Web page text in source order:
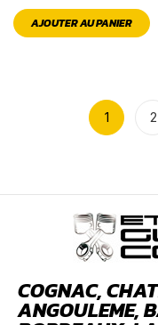
AJOUTER AU PANIER
1 2
COGNAC,
ANGOULEME,